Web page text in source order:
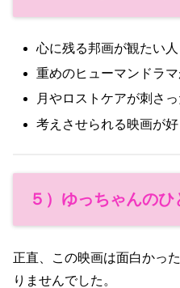
心に残る邦画が観たい人
重めのヒューマンドラマ
月やロストケアが刺さっ
考えさせられる映画が好
５）ゆっちゃんのひ
正直、この映画は面白かっ
りませんでした。